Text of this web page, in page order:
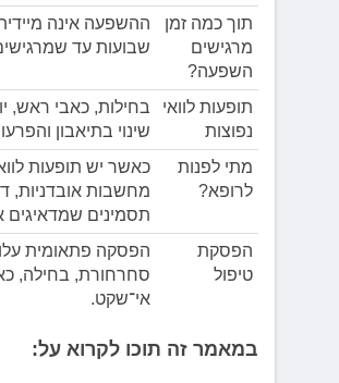
תוך כמה זמן
מרגישים
השפעה?
ההשפעה אינה
שבועות עד
תופעות לוואי
נפוצות
בחילות, כאבי ראש,
שינוי בתיאבון
מתי לפנות
לרופא?
כאשר יש תופעות
מחשבות אובדניות,
תסמינים שמדאיגים
הפסקת
טיפול
הפסקה פתאומית
סחרחורת, בחילה,
אי־שקט.
במאמר זה תוכו לקרוא על: